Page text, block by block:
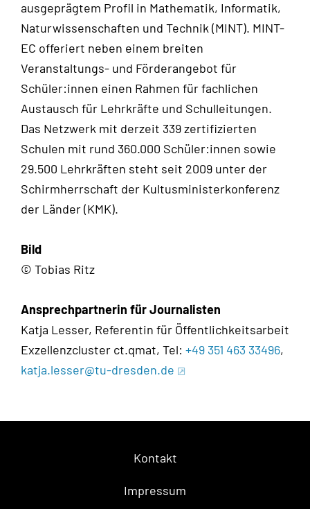
ausgeprägtem Profil in Mathematik, Informatik,
Naturwissenschaften und Technik (MINT). MINT-
EC offeriert neben einem breiten
Veranstaltungs- und Förderangebot für
Schüler:innen einen Rahmen für fachlichen
Austausch für Lehrkräfte und Schulleitungen.
Das Netzwerk mit derzeit 339 zertifizierten
Schulen mit rund 360.000 Schüler:innen sowie
29.500 Lehrkräften steht seit 2009 unter der
Schirmherrschaft der Kultusministerkonferenz
der Länder (KMK).
Bild
© Tobias Ritz
Ansprechpartnerin für Journalisten
Katja Lesser, Referentin für Öffentlichkeitsarbeit
Exzellenzcluster ct.qmat, Tel: +49 351 463 33496,
katja.lesser@tu-dresden.de
Kontakt
Impressum